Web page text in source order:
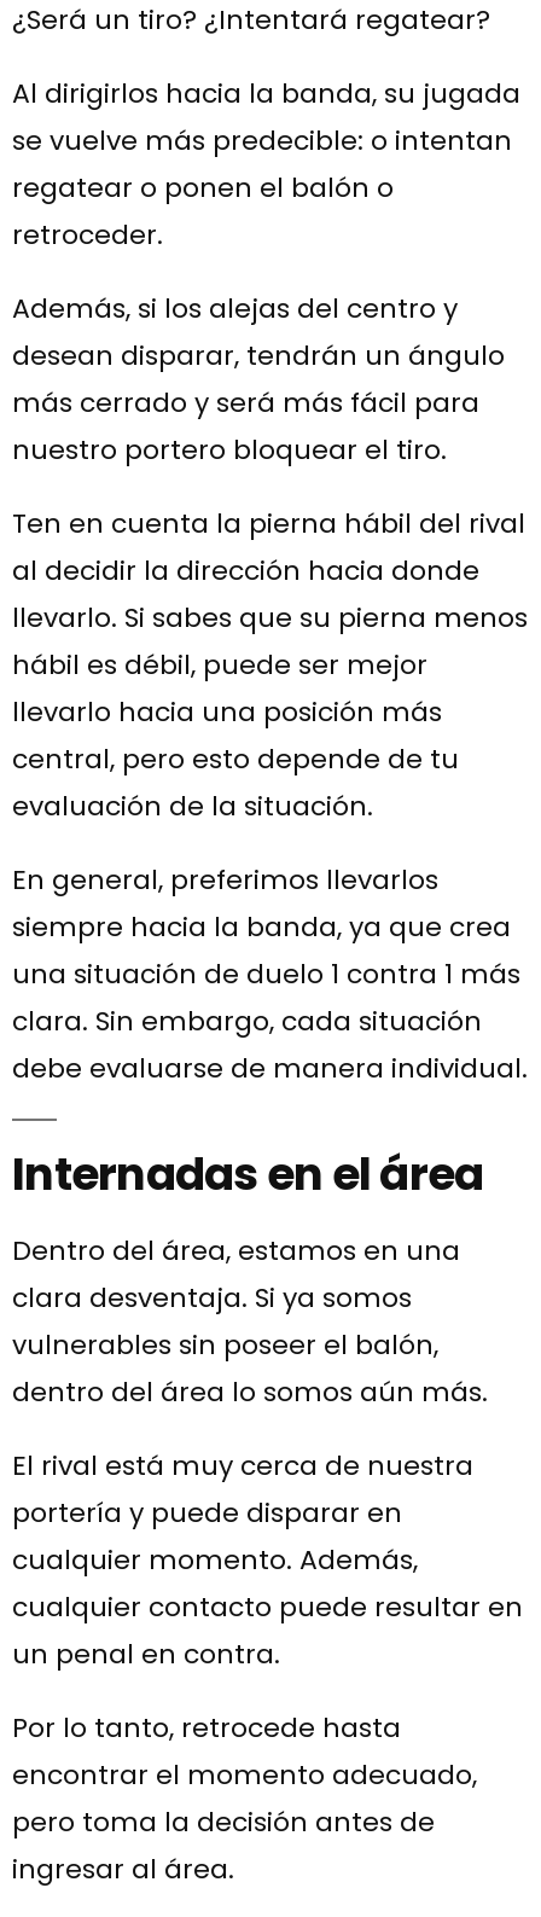
¿Será un tiro? ¿Intentará regatear?
Al dirigirlos hacia la banda, su jugada
se vuelve más predecible: o intentan
regatear o ponen el balón o
retroceder.
Además, si los alejas del centro y
desean disparar, tendrán un ángulo
más cerrado y será más fácil para
nuestro portero bloquear el tiro.
Ten en cuenta la pierna hábil del rival
al decidir la dirección hacia donde
llevarlo. Si sabes que su pierna menos
hábil es débil, puede ser mejor
llevarlo hacia una posición más
central, pero esto depende de tu
evaluación de la situación.
En general, preferimos llevarlos
siempre hacia la banda, ya que crea
una situación de duelo 1 contra 1 más
clara. Sin embargo, cada situación
debe evaluarse de manera individual.
Internadas en el área
Dentro del área, estamos en una
clara desventaja. Si ya somos
vulnerables sin poseer el balón,
dentro del área lo somos aún más.
El rival está muy cerca de nuestra
portería y puede disparar en
cualquier momento. Además,
cualquier contacto puede resultar en
un penal en contra.
Por lo tanto, retrocede hasta
encontrar el momento adecuado,
pero toma la decisión antes de
ingresar al área.